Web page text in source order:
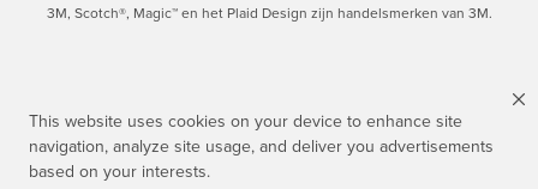
This website uses cookies on your device to enhance site
navigation, analyze site usage, and deliver you advertisements
based on your interests.
3M, Scotch®, Magic™ en het Plaid Design zijn handelsmerken van 3M.